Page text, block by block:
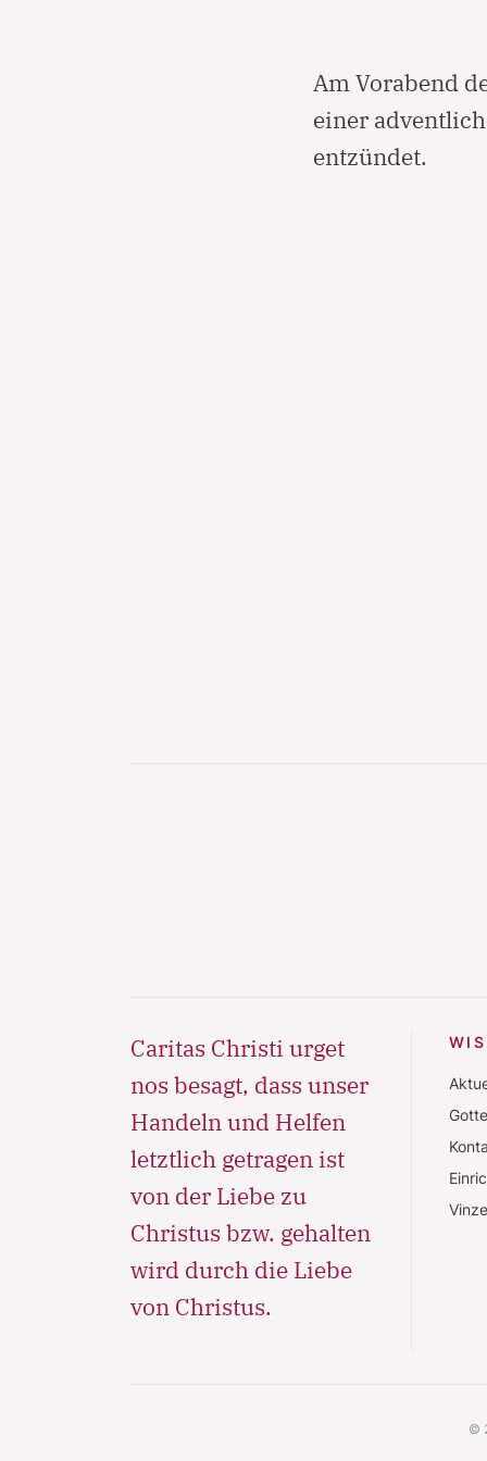
Am Vorabend
einer
entzündet.
Caritas Christi urget
nos besagt, dass unser
Handeln und Helfen
letztlich getragen ist
von der Liebe zu
Christus bzw. gehalten
wird durch die Liebe
von Christus.
©